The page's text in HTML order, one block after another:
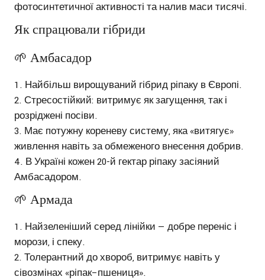
фотосинтетичної активності та налив маси тисячі.
Як спрацювали гібриди
🌱 Амбасадор
Найбільш вирощуваний гібрид ріпаку в Європі.
Стресостійкий: витримує як загущення, так і
розріджені посіви.
Має потужну кореневу систему, яка «витягує»
живлення навіть за обмеженого внесення добрив.
В Україні кожен 20-й гектар ріпаку засіяний
Амбасадором.
🌱 Армада
Найзеленіший серед лінійки — добре переніс і
морози, і спеку.
Толерантний до хвороб, витримує навіть у
сівозмінах «ріпак–пшениця».